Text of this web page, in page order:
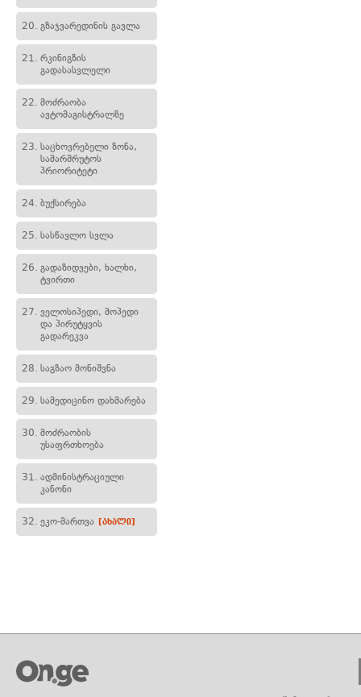
20. გზაჯვარედინის გავლა
21. რკინიგზის
გადასასვლელი
22. მოძრაობა
ავტომაგისტრალზე
23. საცხოვრებელი ზონა,
სამარშრუტოს
პრიორიტეტი
24. ბუქსირება
25. სასწავლო სვლა
26. გადაზიდვები, ხალხი,
ტვირთი
27. ველოსიპედი, მოპედი
და პირუტყვის
გადარეკვა
28. საგზაო მონიშვნა
29. სამედიცინო დახმარება
30. მოძრაობის
უსაფრთხოება
31. ადმინისტრაციული
კანონი
32. ეკო-მართვა [ახალი]